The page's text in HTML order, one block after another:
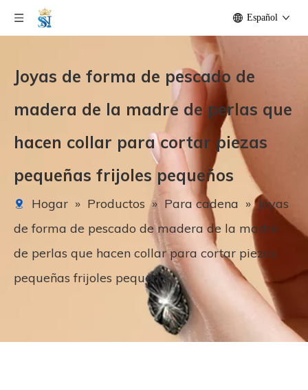
Español
Joyas de forma de pescado de
madera de la madre de perlas que
hacen collar para cortar piezas
pequeñas frijoles pequeños
Hogar » Productos » Para cadena » Joyas
de forma de pescado de madera de la madre
de perlas que hacen collar para cortar piezas
pequeñas frijoles pequeños